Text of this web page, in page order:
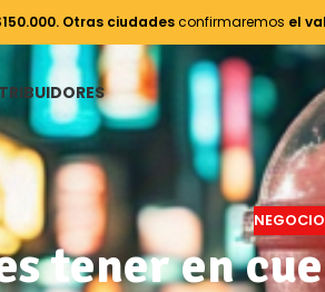
Otras ciudadesconfirmaremos el
tener en